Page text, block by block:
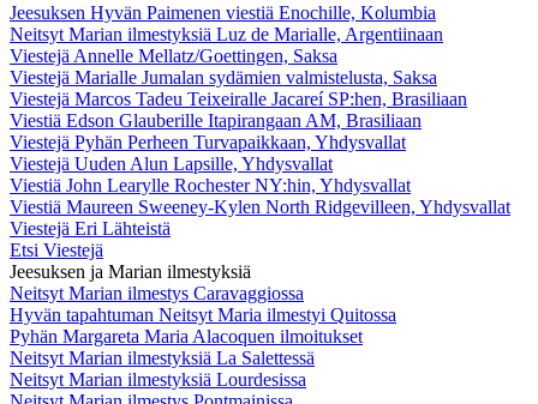
Jeesuksen Hyvän Paimenen viestiä Enochille, Kolumbia
Neitsyt Marian ilmestyksiä Luz de Marialle, Argentiinaan
Viestejä Annelle Mellatz/Goettingen, Saksa
Viestejä Marialle Jumalan sydämien valmistelusta, Saksa
Viestejä Marcos Tadeu Teixeiralle Jacareí SP:hen, Brasiliaan
Viestiä Edson Glauberille Itapirangaan AM, Brasiliaan
Viestejä Pyhän Perheen Turvapaikkaan, Yhdysvallat
Viestejä Uuden Alun Lapsille, Yhdysvallat
Viestiä John Learylle Rochester NY:hin, Yhdysvallat
Viestiä Maureen Sweeney-Kylen North Ridgevilleen, Yhdysvallat
Viestejä Eri Lähteistä
Etsi Viestejä
Jeesuksen ja Marian ilmestyksiä
Neitsyt Marian ilmestys Caravaggiossa
Hyvän tapahtuman Neitsyt Maria ilmestyi Quitossa
Pyhän Margareta Maria Alacoquen ilmoitukset
Neitsyt Marian ilmestyksiä La Salettessä
Neitsyt Marian ilmestyksiä Lourdesissa